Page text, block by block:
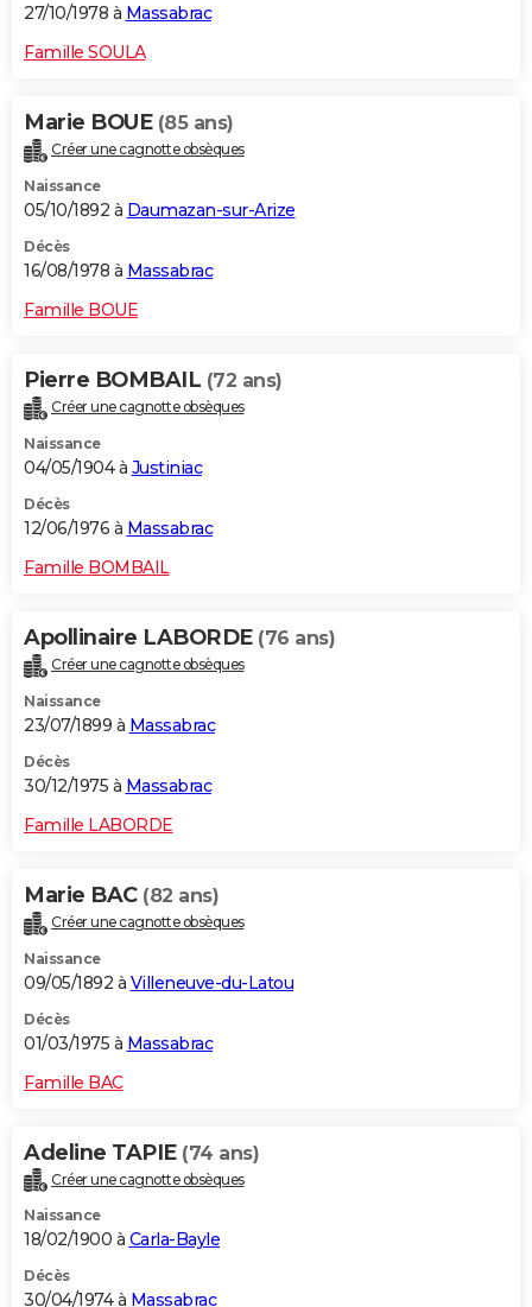
27/10/1978 à Massabrac
Famille SOULA
Marie BOUE (85 ans)
Créer une cagnotte obsèques
Naissance
05/10/1892 à Daumazan-sur-Arize
Décès
16/08/1978 à Massabrac
Famille BOUE
Pierre BOMBAIL (72 ans)
Créer une cagnotte obsèques
Naissance
04/05/1904 à Justiniac
Décès
12/06/1976 à Massabrac
Famille BOMBAIL
Apollinaire LABORDE (76 ans)
Créer une cagnotte obsèques
Naissance
23/07/1899 à Massabrac
Décès
30/12/1975 à Massabrac
Famille LABORDE
Marie BAC (82 ans)
Créer une cagnotte obsèques
Naissance
09/05/1892 à Villeneuve-du-Latou
Décès
01/03/1975 à Massabrac
Famille BAC
Adeline TAPIE (74 ans)
Créer une cagnotte obsèques
Naissance
18/02/1900 à Carla-Bayle
Décès
30/04/1974 à Massabrac